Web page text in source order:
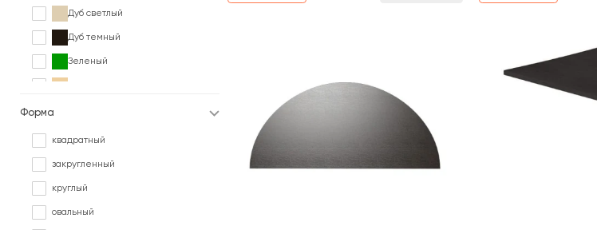
Дуб светлый
Дуб темный
Зеленый
Форма
квадратный
закругленный
круглый
овальный